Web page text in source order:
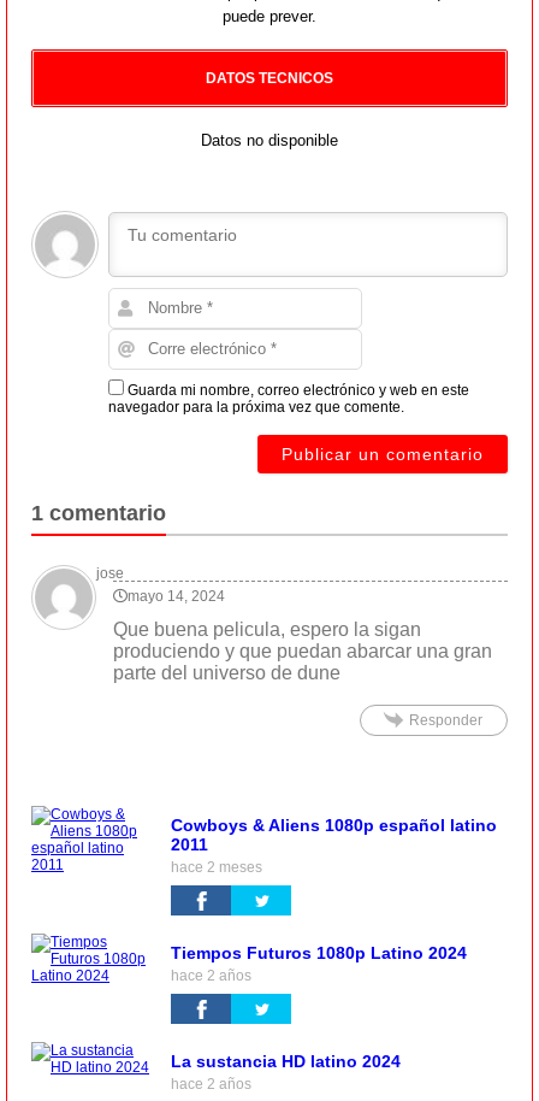
puede prever.
DATOS TECNICOS
Datos no disponible
Guarda mi nombre, correo electrónico y web en este
navegador para la próxima vez que comente.
1 comentario
jose
mayo 14, 2024
Que buena pelicula, espero la sigan
produciendo y que puedan abarcar una gran
parte del universo de dune
Responder
Cowboys & Aliens 1080p español latino
2011
hace 2 meses
Tiempos Futuros 1080p Latino 2024
hace 2 años
La sustancia HD latino 2024
hace 2 años